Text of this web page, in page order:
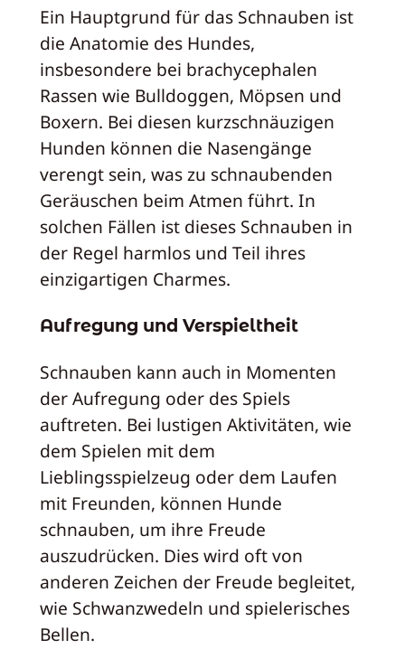
Ein Hauptgrund für das Schnauben ist
die Anatomie des Hundes,
insbesondere bei brachycephalen
Rassen wie Bulldoggen, Möpsen und
Boxern. Bei diesen kurzschnäuzigen
Hunden können die Nasengänge
verengt sein, was zu schnaubenden
Geräuschen beim Atmen führt. In
solchen Fällen ist dieses Schnauben in
der Regel harmlos und Teil ihres
einzigartigen Charmes.
Aufregung und Verspieltheit
Schnauben kann auch in Momenten
der Aufregung oder des Spiels
auftreten. Bei lustigen Aktivitäten, wie
dem Spielen mit dem
Lieblingsspielzeug oder dem Laufen
mit Freunden, können Hunde
schnauben, um ihre Freude
auszudrücken. Dies wird oft von
anderen Zeichen der Freude begleitet,
wie Schwanzwedeln und spielerisches
Bellen.